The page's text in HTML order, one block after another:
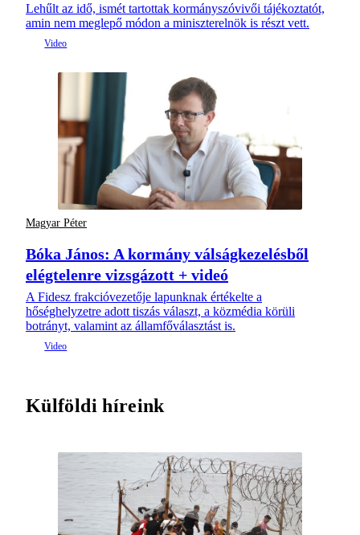
Lehűlt az idő, ismét tartottak kormányszóvivői tájékoztatót,
amin nem meglepő módon a miniszterelnök is részt vett.
Magyar Péter
Bóka János: A kormány válságkezelésből
elégtelenre vizsgázott + videó
A Fidesz frakcióvezetője lapunknak értékelte a
hőséghelyzetre adott tiszás választ, a közmédia körüli
botrányt, valamint az államfőválasztást is.
Külföldi híreink